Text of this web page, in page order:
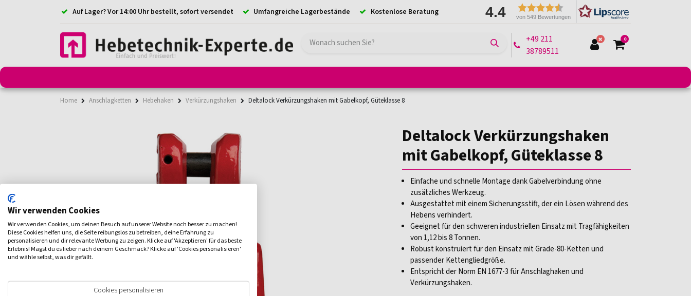
Auf Lager? Vor 14:00 Uhr bestellt, sofort versendet Umfangreiche Lagerbestände Kostenlose Beratung 4.4 von 549 Bewertungen
+49 211
38789511
0
Home Anschlagketten Hebehaken Verkürzungshaken Deltalock Verkürzungshaken mit Gabelkopf, Güteklasse 8
Deltalock Verkürzungshaken
mit Gabelkopf, Güteklasse 8
Einfache und schnelle Montage dank Gabelverbindung ohne
zusätzliches Werkzeug.
Ausgestattet mit einem Sicherungsstift, der ein Lösen während des
Hebens verhindert.
Geeignet für den schweren industriellen Einsatz mit Tragfähigkeiten
von 1,12 bis 8 Tonnen.
Robust konstruiert für den Einsatz mit Grade-80-Ketten und
passender Kettengliedgröße.
Entspricht der Norm EN 1677-3 für Anschlaghaken und
Verkürzungshaken.
Wir verwenden Cookies
Wir verwenden Cookies, um deinen Besuch auf unserer Website noch besser zu machen!
Diese Cookies helfen uns, die Seite reibungslos zu betreiben, deine Erfahrung zu
personalisieren und dir relevante Werbung zu zeigen. Klicke auf 'Akzeptieren' für das beste
Erlebnis! Magst du es lieber nach deinem Geschmack? Klicke auf 'Cookies personalisieren'
und wähle selbst, was dir gefällt.
Cookies personalisieren